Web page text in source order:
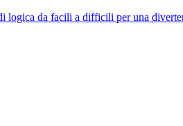
da facili a difficili per una